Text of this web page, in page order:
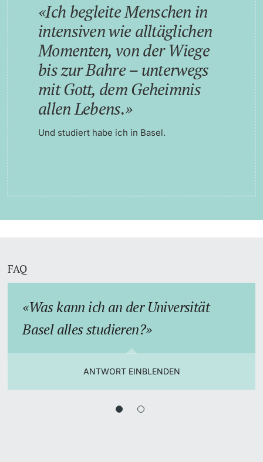
Ich begleite Menschen in
intensiven wie alltäglichen
Momenten, von der Wiege
bis zur Bahre – unterwegs
mit Gott, dem Geheimnis
allen Lebens.
Und studiert habe ich in Basel.
FAQ
Was kann ich an der Universität
Basel alles studieren?
ANTWORT EINBLENDEN